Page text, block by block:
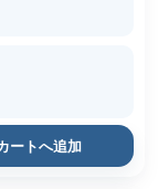
ートへ追加